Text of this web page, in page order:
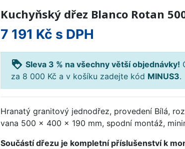
Kuchyňský dřez Blanco Rotan
7 191 Kč s DPH
loyalty Sleva 3 % na všechny větší objednávky!
za 8 000 Kč a v košíku zadejte kód MINUS3.
Hranatý granitový jednodřez, provedení Bílá,
vana 500 x 400 x 190 mm, spodní montáž,
Součástí dřezu je kompletní příslušenství k